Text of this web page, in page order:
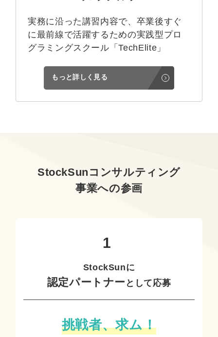
実務に沿った講習内容で、卒業後すぐ
に最前線で活躍するための実践型プロ
グラミングスクール「TechElite」
もっと詳しく見る
StockSunコンサルティング
事業への参画
StockSunに
認定パートナー として応募
挑戦者、求ム！